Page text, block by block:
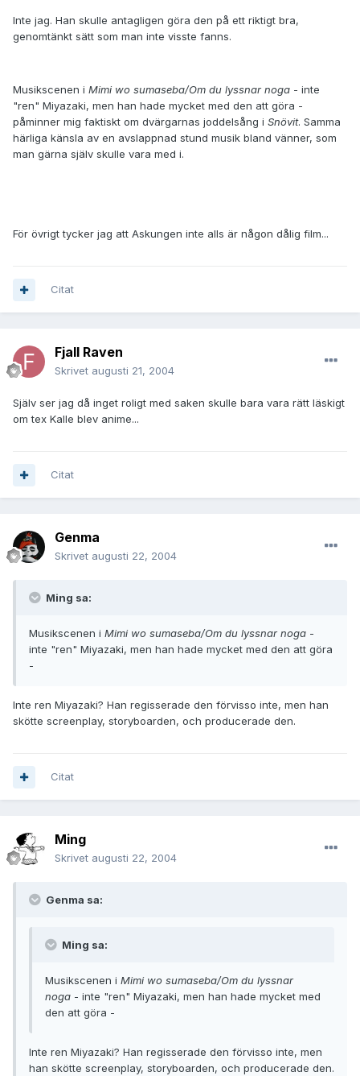
Inte jag. Han skulle antagligen göra den på ett riktigt bra,
genomtänkt sätt som man inte visste fanns.
Musikscenen i Mimi wo sumaseba/Om du lyssnar noga - inte
"ren" Miyazaki, men han hade mycket med den att göra -
påminner mig faktiskt om dvärgarnas joddelsång i Snövit. Samma
härliga känsla av en avslappnad stund musik bland vänner, som
man gärna själv skulle vara med i.
För övrigt tycker jag att Askungen inte alls är någon dålig film...
Citat
Fjall Raven
Skrivet augusti 21, 2004
Själv ser jag då inget roligt med saken skulle bara vara rätt läskigt
om tex Kalle blev anime...
Citat
Genma
Skrivet augusti 22, 2004
Ming sa:
Musikscenen i Mimi wo sumaseba/Om du lyssnar noga -
inte "ren" Miyazaki, men han hade mycket med den att göra
-
Inte ren Miyazaki? Han regisserade den förvisso inte, men han
skötte screenplay, storyboarden, och producerade den.
Citat
Ming
Skrivet augusti 22, 2004
Genma sa:
Ming sa:
Musikscenen i Mimi wo sumaseba/Om du lyssnar
noga - inte "ren" Miyazaki, men han hade mycket med
den att göra -
Inte ren Miyazaki? Han regisserade den förvisso inte, men
han skötte screenplay, storyboarden, och producerade den.